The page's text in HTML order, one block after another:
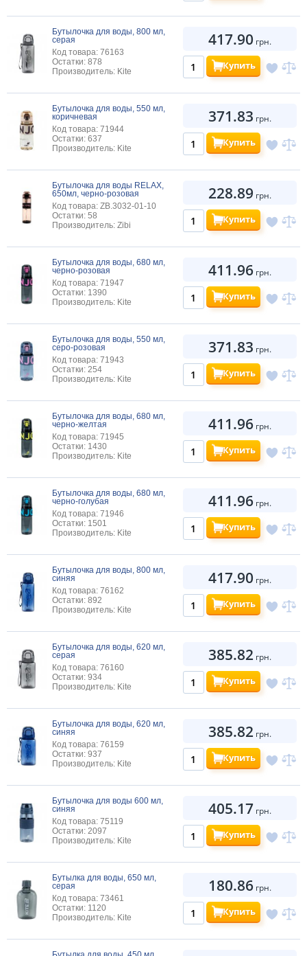
Бутылочка для воды, 800 мл,
серая
Код товара: 76163
Остатки: 878
Производитель: Kite
417.90 грн.
Купить
Бутылочка для воды, 550 мл,
коричневая
Код товара: 71944
Остатки: 637
Производитель: Kite
371.83 грн.
Купить
Бутылочка для воды RELAX,
650мл, черно-розовая
Код товара: ZB.3032-01-10
Остатки: 58
Производитель: Zibi
228.89 грн.
Купить
Бутылочка для воды, 680 мл,
черно-розовая
Код товара: 71947
Остатки: 1390
Производитель: Kite
411.96 грн.
Купить
Бутылочка для воды, 550 мл,
серо-розовая
Код товара: 71943
Остатки: 254
Производитель: Kite
371.83 грн.
Купить
Бутылочка для воды, 680 мл,
черно-желтая
Код товара: 71945
Остатки: 1430
Производитель: Kite
411.96 грн.
Купить
Бутылочка для воды, 680 мл,
черно-голубая
Код товара: 71946
Остатки: 1501
Производитель: Kite
411.96 грн.
Купить
Бутылочка для воды, 800 мл,
синяя
Код товара: 76162
Остатки: 892
Производитель: Kite
417.90 грн.
Купить
Бутылочка для воды, 620 мл,
серая
Код товара: 76160
Остатки: 934
Производитель: Kite
385.82 грн.
Купить
Бутылочка для воды, 620 мл,
синяя
Код товара: 76159
Остатки: 937
Производитель: Kite
385.82 грн.
Купить
Бутылочка для воды 600 мл,
синяя
Код товара: 75119
Остатки: 2097
Производитель: Kite
405.17 грн.
Купить
Бутылка для воды, 650 мл,
серая
Код товара: 73461
Остатки: 1120
Производитель: Kite
180.86 грн.
Купить